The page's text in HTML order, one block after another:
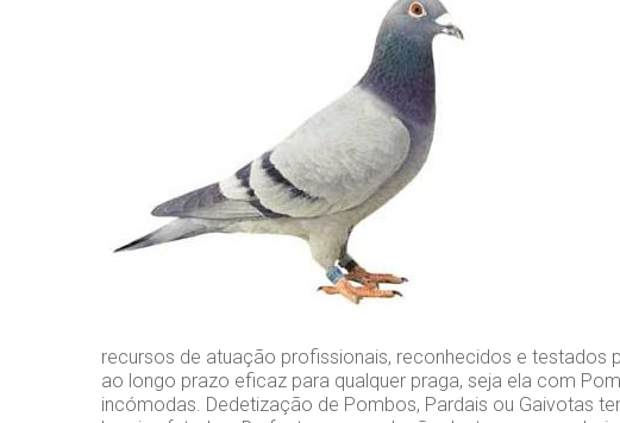
recursos de atuação profissionais, reconhecidos e testados
ao longo prazo eficaz para qualquer praga, seja ela com
incómodas. Dedetização de Pombos, Pardais ou Gaivotas